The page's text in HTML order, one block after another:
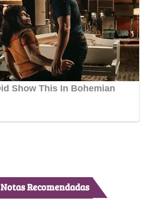
Notas Recomendadas